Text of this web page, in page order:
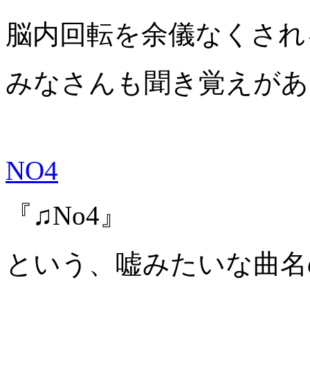
脳内回転を余儀なくさ
みなさんも聞き覚えが
NO4
『♫No4』
という、嘘みたいな曲